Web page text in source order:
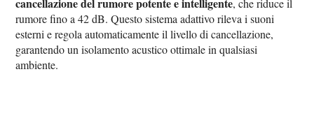
, che riduce il
rumore fino a 42 dB. Questo sistema adattivo rileva i suoni
esterni e regola automaticamente il livello di cancellazione,
garantendo un isolamento acustico ottimale in qualsiasi
ambiente.